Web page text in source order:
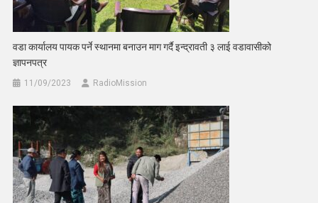
वडा कार्यालय पायक पर्ने स्थानमा बनाउन माग गर्दै इन्द्रावती ३ लाई वडावासीको
ज्ञापनपत्र
11/09/2023 RadioMission